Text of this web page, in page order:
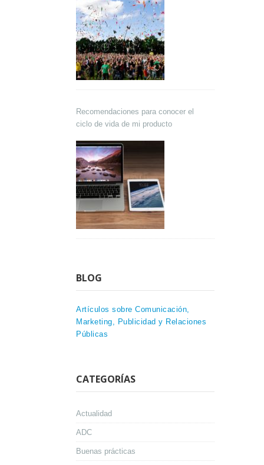
Recomendaciones para conocer el
ciclo de vida de mi producto
BLOG
Artículos sobre Comunicación,
Marketing, Publicidad y Relaciones
Públicas
CATEGORÍAS
Actualidad
ADC
Buenas prácticas